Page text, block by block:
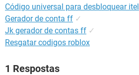
Código universal para desbloquear itel
Gerador de conta ff ✓
Jk gerador de contas ff ✓
Resgatar codigos roblox
1 Respostas